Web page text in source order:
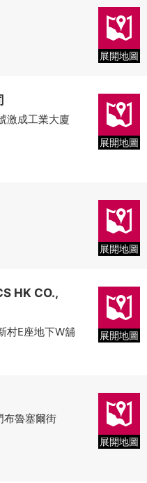
展開地圖
激成工業大廈
展開地圖
展開地圖
HK CO.,
村E座地下W舖
展開地圖
布魯塞爾街
展開地圖